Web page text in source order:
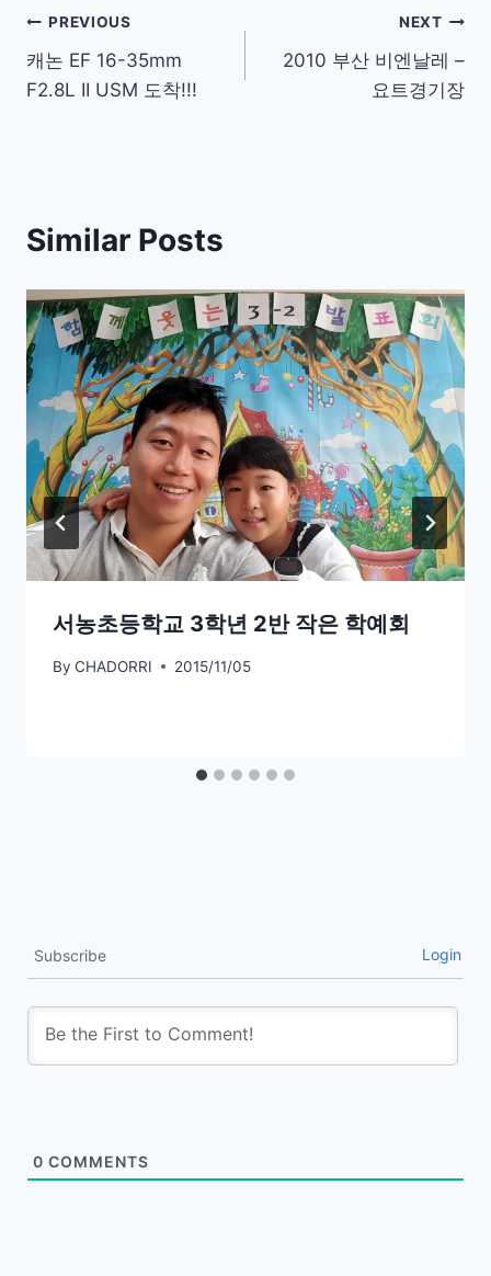
Post
navigation
PREVIOUS
캐논 EF 16-35mm
F2.8L II USM 도착!!!
NEXT
2010 부산 비엔날레 –
요트경기장
Similar Posts
서농초등학교 3학년 2반 작은 학예회
By CHADORRI 2015/11/05
Subscribe Login
0 COMMENTS